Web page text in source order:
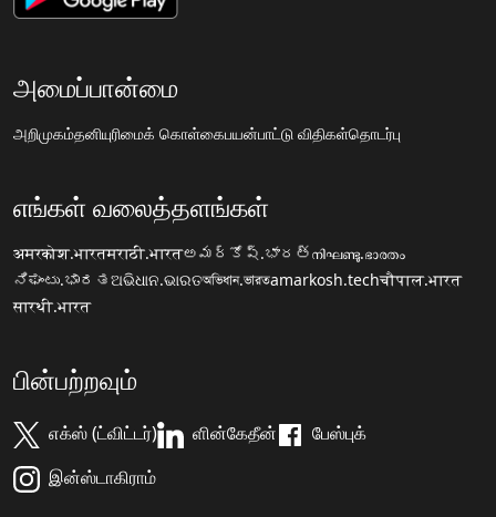
அமைப்பான்மை
அறிமுகம்தனியுரிமைக் கொள்கைபயன்பாட்டு விதிகள்தொடர்பு
எங்கள் வலைத்தளங்கள்
अमरकोश.भारतमराठी.भारतఅమర్కోష్.భారత్നിഘണ്ടു.ഭാരതം
ನಿಘಂಟು.ಭಾರತଅଭିଧାନ.ଭାରତঅভিধান.ভারতamarkosh.techचौपाल.भारत
सारथी.भारत
பின்பற்றவும்
எக்ஸ் (ட்விட்டர்) ளின்கேதீன்
பேஸ்புக்
இன்ஸ்டாகிராம்